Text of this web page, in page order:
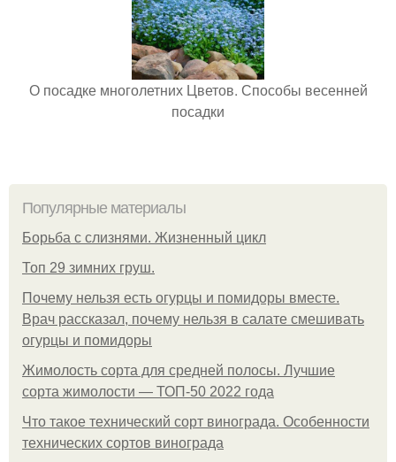
О посадке многолетних Цветов. Способы весенней
посадки
Популярные материалы
Борьба с слизнями. Жизненный цикл
Топ 29 зимних груш.
Почему нельзя есть огурцы и помидоры вместе.
Врач рассказал, почему нельзя в салате смешивать
огурцы и помидоры
Жимолость сорта для средней полосы. Лучшие
сорта жимолости — ТОП-50 2022 года
Что такое технический сорт винограда. Особенности
технических сортов винограда